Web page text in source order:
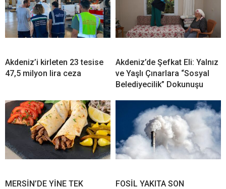
Akdeniz’i kirleten 23 tesise
47,5 milyon lira ceza
Akdeniz’de Şefkat Eli: Yalnız
ve Yaşlı Çınarlara “Sosyal
Belediyecilik” Dokunuşu
MERSİN’DE YİNE TEK
FOSİL YAKITA SON